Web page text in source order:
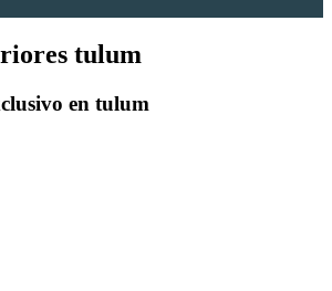
tulum
en tulum